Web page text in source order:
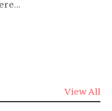
View All